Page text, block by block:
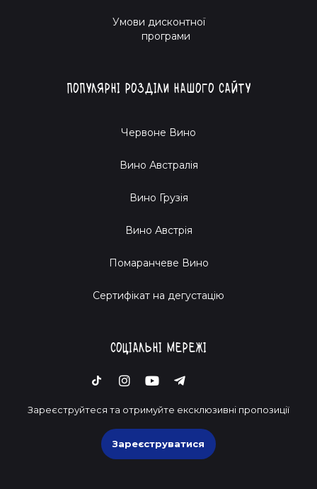
Умови дисконтної
програми
Популярні розділи нашого сайту
Червоне Вино
Вино Австралія
Вино Грузія
Вино Австрія
Помаранчеве Вино
Cертифікат на дегустацію
Соціальні мережі
Зареєструйтеся та отримуйте ексклюзивні пропозиції
Зареєструватися